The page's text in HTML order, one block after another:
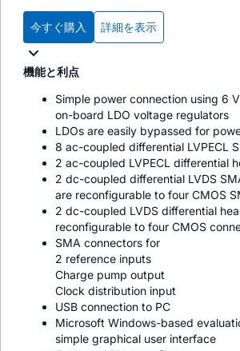
今すぐ購入 詳細を表示
機能と利点
Simple power connection using 6
on-board LDO voltage regulators
LDOs are easily bypassed for
8 ac-coupled differential LVPECL
2 ac-coupled LVPECL differential
2 dc-coupled differential LVDS
are reconfigurable to four CMOS
2 dc-coupled LVDS differential
reconfigurable to four CMOS
SMA connectors for
2 reference inputs
Charge pump output
Clock distribution input
USB connection to PC
Microsoft Windows-based
simple graphical user interface